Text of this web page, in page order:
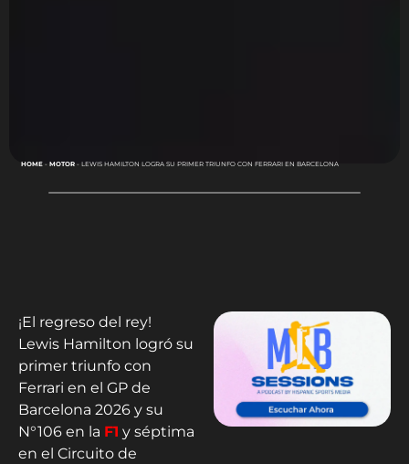
HOME- MOTOR- LEWIS HAMILTON LOGRA SU PRIMER TRIUNFO CON FERRARI EN BARCELONA
¡El regreso del rey!
Lewis Hamilton logró su
primer triunfo con
Ferrari en el GP de
Barcelona 2026 y su
N°106 en la F1 y séptima
en el Circuito de